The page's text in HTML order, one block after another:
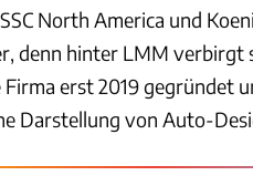
North America und
denn hinter LMM
Firma erst 2019 gegründet
Darstellung von Auto-